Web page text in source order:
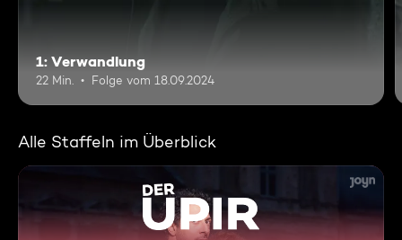
1: Verwandlung
22 Min. Folge vom 18.09.2024
Alle Staffeln im Überblick